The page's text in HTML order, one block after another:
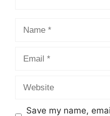
Save my name,